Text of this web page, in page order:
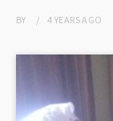
BY 4 YEARSAGO